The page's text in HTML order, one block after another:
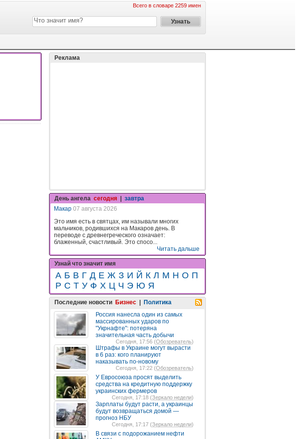
Всего в словаре 2259 имен
Реклама
День ангела сегодня
завтра
Макар 07 августа 2026
Это имя есть в святцах, им называли многих
мальчиков, родившихся на Макаров день. В
переводе с древнегреческого означает:
блаженный, счастливый. Это спосо...
Читать дальше
Узнай что значит имя
А Б В Г Д Е Ж З И Й К Л М Н О П
Р С Т У Ф Х Ц Ч Э Ю Я
Последние новости Бизнес | Политика
Россия нанесла один из самых
массированных ударов по
"Укрнафте": потеряна
значительная часть добычи
Сегодня, 17:56 (Обозреватель)
Штрафы в Украине могут вырасти
в 6 раз: кого планируют
наказывать по-новому
Сегодня, 17:22 (Обозреватель)
У Евросоюза просят выделить
средства на кредитную поддержку
украинских фермеров
Сегодня, 17:18 (Зеркало недели)
Зарплаты будут расти, а украинцы
будут возвращаться домой —
прогноз НБУ
Сегодня, 17:17 (Зеркало недели)
В связи с подорожанием нефти